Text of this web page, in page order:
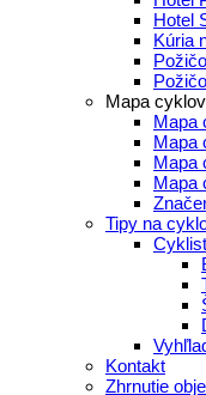
Hotel
Kúria
Mapa
Mapa
Mapa
Mapa
Mapa
Tipy na
Kontakt
Zhrnutie